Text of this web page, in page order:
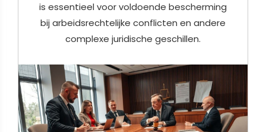
is essentieel voor voldoende bescherming
bij arbeidsrechtelijke conflicten en andere
complexe juridische geschillen.